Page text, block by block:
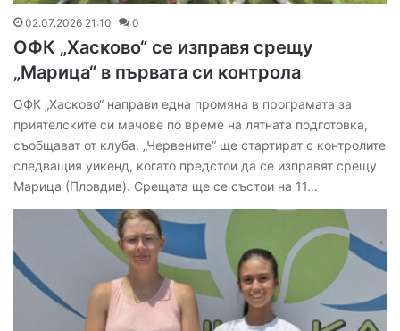
02.07.2026 21:10 0
ОФК „Хасково“ се изправя срещу
„Марица“ в първата си контрола
ОФК „Хасково“ направи една промяна в програмата за
приятелските си мачове по време на лятната подготовка,
съобщават от клуба. „Червените“ ще стартират с контролите
следващия уикенд, когато предстои да се изправят срещу
Марица (Пловдив). Срещата ще се състои на 11…